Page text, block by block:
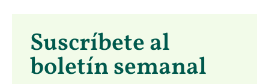
Suscríbete al
boletín semanal